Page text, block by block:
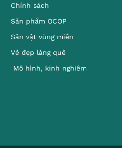
Chính sách
Sản phẩm OCOP
Sản vật vùng miền
Vẻ đẹp làng quê
Mô hình, kinh nghiêm